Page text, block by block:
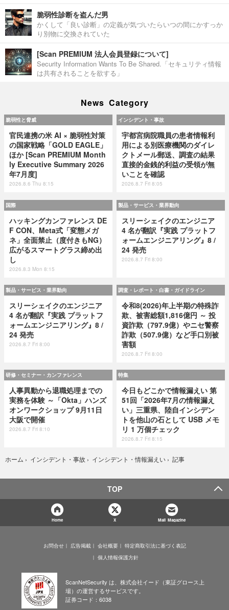
脆弱性診断を盗んだ男
かくして「良い診断」の定義が気づいたらいつの間にかすっか
り別物に交換されていた
[Scan PREMIUM 法人会員登録について]
Security Information Wants To Be Shared.「セキュリティ情報
は共有されることを欲する」
News Category
脆弱性と脅威
官民連携の米 AI × 脆弱性対策
の国家戦略「GOLD EAGLE」
ほか [Scan PREMIUM Month
ly Executive Summary 2026
年7月度]
2026.8.6 Thu 8:15
インシデント・事故
宇都宮病院職員の患者情報利
用による別医療機関のダイレ
クトメール郵送、調査の結果
直接的金銭的利益の受領が無
いことを確認
2026.8.7 Fri 8:05
国際
ハッキングカンファレンス DE
F CON、Meta式「変態メガ
ネ」全面禁止（度付きもNG）
広がるスマートグラス締め出
し
2026.8.3 Mon 8:15
製品・サービス・業界動向
スリーシェイクのエンジニア
4 名が翻訳『実践 プラットフ
ォームエンジニアリング』8 /
24 発売
2026.8.7 Fri 8:00
製品・サービス・業界動向
スリーシェイクのエンジニア
4 名が翻訳『実践 プラットフ
ォームエンジニアリング』8 /
24 発売
2026.8.7 Fri 8:00
調査・レポート・白書・ガイドライン
令和8(2026)年上半期の特殊詐
欺、被害総額1,816億円 ～ 投
資詐欺（797.9億）やニセ警察
詐欺（507.9億）など手口別被
害額
2026.8.7 Fri 8:00
研修・セミナー・カンファレンス
人事異動から退職処理までの
実務を体験 ～「Okta」ハンズ
オンワークショップ 9月11日
大阪で開催
2026.8.7 Fri 8:10
特集
今日もどこかで情報漏えい 第
51回「2026年7月の情報漏え
い」三重県、陸自インシデン
トを他山の石として USB メモ
リ 1 万個チェック
2026.8.7 Fri 8:15
ホーム › インシデント・事故 › インシデント・情報漏えい › 記事
TOP
Home X Mail Magazine
お問合せ 広告掲載 会社概要
特定商取引法に基づく表記
個人情報保護方針
ScanNetSecurity は、株式会社イード（東証グロース上
場）の運営するサービスです。
証券コード：6038